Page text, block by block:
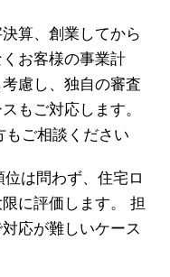
算、創業してから
お客様の事業計
慮し、独自の審査
もご対応します。
ご相談ください
は問わず、住宅ロ
に評価します。 担
応が難しいケース